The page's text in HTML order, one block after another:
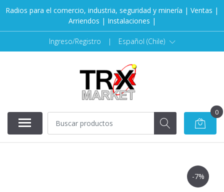
Radios para el comercio, industria, seguridad y minería | Ventas |
Arriendos | Instalaciones |
Ingreso/Registro | Español (Chile)
0
-7%